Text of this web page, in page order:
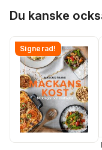
Du kanske
Signerad!